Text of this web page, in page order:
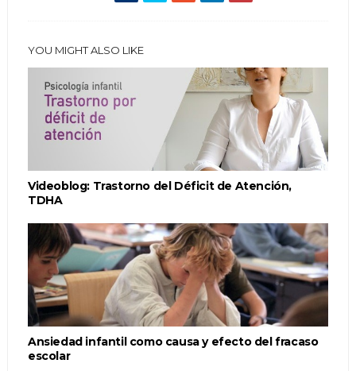
YOU MIGHT ALSO LIKE
Videoblog: Trastorno del Déficit de Atención,
TDHA
Ansiedad infantil como causa y efecto del fracaso
escolar